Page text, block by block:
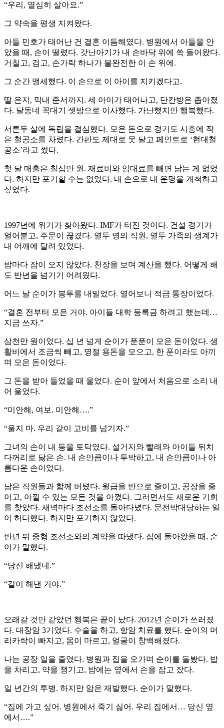
“우리, 열심히 살아요.”
그 약속을 평생 지켜왔다.
아들 민호가 태어난 건 결혼 이듬해였다. 병원에서 아들을 안
았을 때, 손이 떨렸다. 갓난아기가 내 손바닥 위에 쏙 들어왔다.
거칠고, 검고, 손가락 하나가 불완전한 이 손 위에.
그 순간 맹세했다. 이 손으로 이 아이를 지키겠다고.
딸 은지, 막내 준서까지. 세 아이가 태어나고, 단칸방은 좁아졌
다. 달동네 꼭대기 셋방으로 이사했다. 가난했지만 행복했다.
서른두 살에 독립을 결심했다. 모은 돈으로 경기도 시흥에 작
은 철공소를 차렸다. 간판도 제대로 못 달고 페인트로 ‘현대철
공소’라고 썼다.
첫 달 매출은 칠십만 원. 재료비와 임대료를 빼면 남는 게 없었
다. 하지만 포기할 수는 없었다. 내 손으로 내 운명을 개척하고
싶었다.
1997년에 위기가 찾아왔다. IMF가 터진 것이다. 건설 경기가
얼어붙고, 주문이 끊겼다. 열두 명의 직원, 열두 가족의 생계가
내 어깨에 달려 있었다.
밤마다 잠이 오지 않았다. 천장을 보며 계산을 했다. 어떻게 해
도 반년을 넘기기 어려웠다.
어느 날 순이가 봉투를 내밀었다. 열어보니 적금 통장이었다.
“결혼 전부터 모은 거야. 아이들 대학 등록금 하려고 했는데…
지금 쓰자.”
삼천만 원이었다. 십 년 넘게 순이가 푼푼이 모은 돈이었다. 생
활비에서 조금씩 빼고, 명절 용돈을 모으고, 한 푼이라도 아끼
며 모은 돈이었다.
그 돈을 받아 들었을 때 울었다. 순이 앞에서 처음으로 소리 내
어 울었다.
“미안해, 여보. 미안해….”
“울지 마. 우리 같이 고비를 넘기자.”
그녀의 손이 내 등을 토닥였다. 설거지와 빨래와 아이들 뒤치
다꺼리로 닳은 손. 내 손만큼이나 투박하고, 내 손만큼이나 아
름다운 손이었다.
남은 직원들과 함께 버텼다. 월급을 반으로 줄이고, 공장을 줄
이고, 아낄 수 있는 모든 것을 아꼈다. 그러면서도 새로운 기회
를 찾았다. 새벽마다 조선소를 돌아다녔다. 문전박대당하는 일
이 허다했다. 하지만 포기하지 않았다.
반년 뒤 중형 조선소와의 계약을 따냈다. 집에 돌아왔을 때, 순
이가 말했다.
“당신 해냈네.”
“같이 해낸 거야.”
오래갈 것만 같았던 행복은 끝이 났다. 2012년 순이가 쓰러졌
다. 대장암 3기였다. 수술을 하고, 항암 치료를 했다. 순이의 머
리카락이 빠지고, 몸이 마르고, 얼굴이 창백해졌다.
나는 공장 일을 줄였다. 병원과 집을 오가며 순이를 돌봤다. 밥
을 차리고, 약을 챙기고, 밤에는 옆에서 손을 잡고 잤다.
일 년간의 투병. 하지만 암은 재발했다. 순이가 말했다.
“집에 가고 싶어. 병원에서 죽기 싫어. 우리 집에서… 당신 옆
에서….”